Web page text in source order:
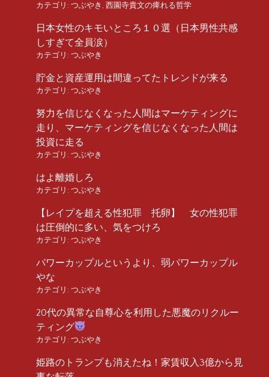
カテゴリ: つぶやき 西園寺貴文の痺れる哲学
日本女性のキモいところ１０選（日本男性共感
しすぎて全員涙）
カテゴリ: つぶやき
貯金と資産運用は間違ってたトレンドが来る
カテゴリ: つぶやき
努力を信じなくなった人間はマーケティングに
走り、マーケティングを信じなくなった人間は
投資に走る
カテゴリ: つぶやき
はよ離婚しろ
カテゴリ: つぶやき
【レイプを超える性犯罪 托卵】 女の性犯罪
は圧倒的に多い、気をつけろ
カテゴリ: つぶやき
パワーカップルというより、弱パワーカップル
やな
カテゴリ: つぶやき
20代の異常な自尊心を利用した悪魔のリクルー
ティング
カテゴリ: つぶやき
姫路のトランプも消えたね！家賃収入3億から見